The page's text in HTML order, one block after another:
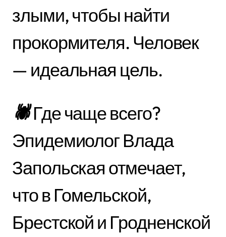
злыми, чтобы найти
прокормителя. Человек
— идеальная цель.
🕷Где чаще всего?
Эпидемиолог Влада
Запольская отмечает,
что в Гомельской,
Брестской и Гродненской